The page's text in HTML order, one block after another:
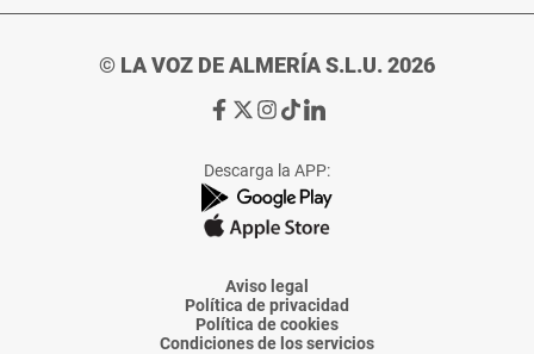
© LA VOZ DE ALMERÍA S.L.U. 2026
Ir
de
La
Voz
Almería
Ir
de
La
Voz
Almería
Ir
de
La
Voz
Almería
Ir
de
La
Voz
Almería
Ir
de
La
Voz
Descarga la APP:
Aviso legal
Política de privacidad
Política de cookies
Condiciones de los servicios